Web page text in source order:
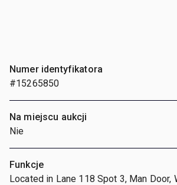
Numer identyfikatora
#15265850
Na miejscu aukcji
Nie
Funkcje
Located in Lane 118 Spot 3, Man Door,